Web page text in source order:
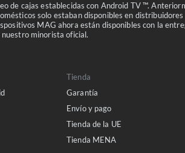
de cajas establecidas con Android TV ™.
solo estaban disponibles en distribuidores
MAG ahora están disponibles con la
minorista oficial.
Tienda
Garantía
Envío y pago
Tienda de la UE
Tienda MENA